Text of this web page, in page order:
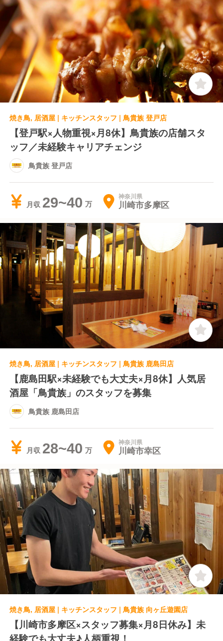
焼き鳥, 居酒屋 | キッチンスタッフ | 鳥貴族 登戸店
【登戸駅×人物重視×月8休】鳥貴族の店舗スタ
ッフ／未経験キャリアチェンジ
鳥貴族 登戸店
月収 29~40 神奈川県
川崎市多摩区
焼き鳥, 居酒屋 | キッチンスタッフ | 鳥貴族 鹿島田店
【鹿島田駅×未経験でも大丈夫×月8休】人気居
酒屋「鳥貴族」のスタッフを募集
鳥貴族 鹿島田店
月収 28~40 神奈川県
川崎市幸区
焼き鳥, 居酒屋 | キッチンスタッフ | 鳥貴族 向ヶ丘遊園店
【川崎市多摩区×スタッフ募集×月8日休み】未